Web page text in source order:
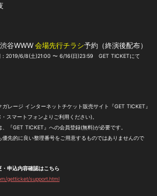
谷WWW 会場先行チラシ予約（終演後配布）
：2019/6/8(土)21:00 〜 6/16(日)23:59 GET TICKETにて
ガレージ インターネットチケット販売サイト『GET TICKET』
スマートフォンよりご利用ください)。
、『GET TICKET』への会員登録(無料)が必要です。
優先的に良い整理番号をご用意するものではありませんので
申込内容確認はこちら
getticket/support.html